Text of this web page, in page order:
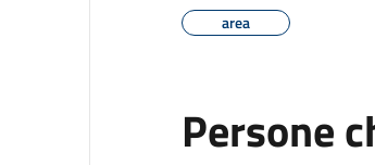
area
Persone